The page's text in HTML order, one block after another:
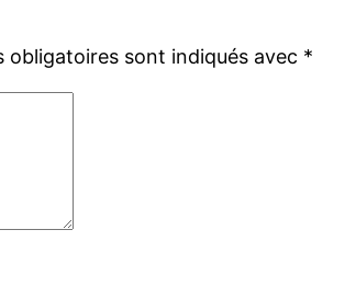
obligatoires sont indiqués avec *